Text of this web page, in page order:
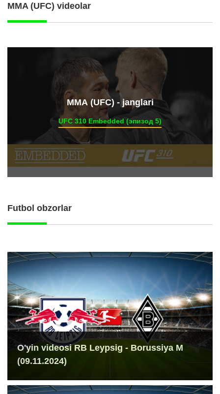
MMA (UFC) videolar
ММА (UFC) - janglari
UFC 310 Embedded (эпизод 5)
Futbol obzorlar
O'yin videosi RB Leypsig - Borussiya M
(09.11.2024)